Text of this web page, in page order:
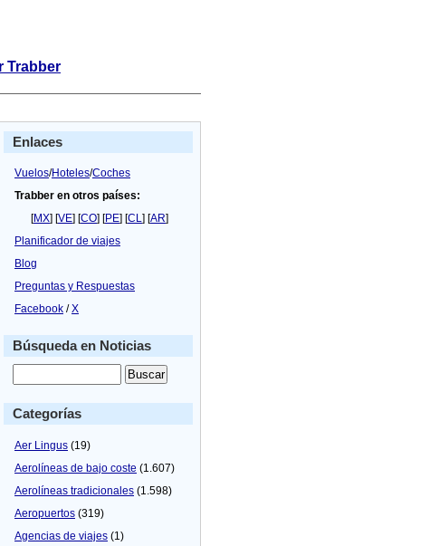
Trabber
Enlaces
Vuelos/Hoteles/Coches
Trabber en otros países:
[MX] [VE] [CO] [PE] [CL] [AR]
Planificador de viajes
Blog
Preguntas y Respuestas
Facebook /X
Búsqueda en Noticias
Categorías
Aer Lingus (19)
Aerolíneas de bajo coste (1.607)
Aerolíneas tradicionales (1.598)
Aeropuertos (319)
Agencias de viajes (1)